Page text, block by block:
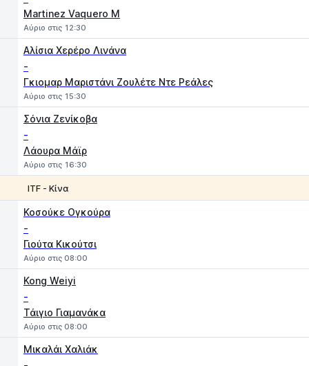
Martinez Vaquero M
Αύριο στις 12:30
Αλίσια Χερέρο Λινάνα
-
Γκιομαρ Μαριστάνι Ζουλέτε Ντε Ρεάλες
Αύριο στις 15:30
Σόνια Ζενίκοβα
-
Λάουρα Μάϊρ
Αύριο στις 16:30
ITF - Κίνα
Κοσούκε Ογκούρα
-
Γιούτα Κικούτσι
Αύριο στις 08:00
Kong Weiyi
-
Τάιγιο Γιαμανάκα
Αύριο στις 08:00
Μικαλάι Χαλιάκ